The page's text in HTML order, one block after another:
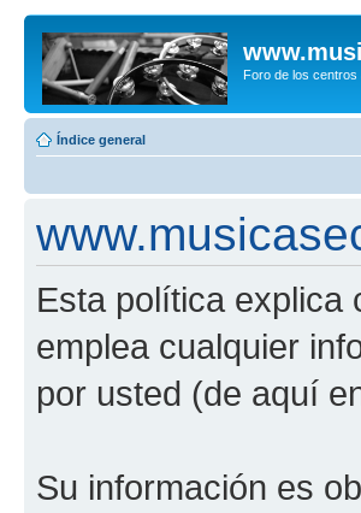
Foro de los centros
Índice general
Esta política explica
emplea cualquier
por usted (de aquí
Su información es